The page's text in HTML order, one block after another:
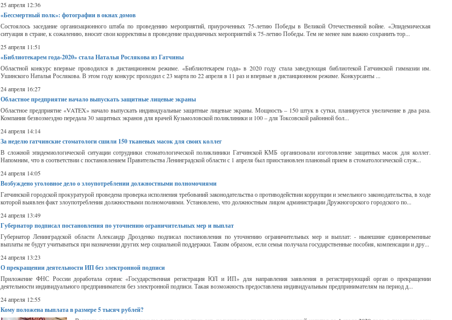
25 апреля 12:36
«Бессмертный полк»: фотографии в окнах домов
Состоялось заседание организационного штаба по проведению мероприятий, приуроченных 75-летию Победы в Великой Отечественной войне. «Эпидемическая
ситуация в стране, к сожалению, вносит свои коррективы в проведение праздничных мероприятий к 75-летию Победы. Тем не менее нам важно сохранить тор...
25 апреля 11:51
«Библиотекарем года-2020» стала Наталья Рослякова из Гатчины
Областной конкурс впервые проводился в дистанционном режиме. «Библиотекарем года» в 2020 году стала заведующая библиотекой Гатчинской гимназии им.
Ушинского Наталья Рослякова. В этом году конкурс проходил с 23 марта по 22 апреля в 11 раз и впервые в дистанционном режиме. Конкурсанты ...
24 апреля 16:27
Областное предприятие начало выпускать защитные лицевые экраны
Областное предприятие «VATEX» начало выпускать индивидуальные защитные лицевые экраны. Мощность – 150 штук в сутки, планируется увеличение в два раза.
Компания безвозмездно передала 30 защитных экранов для врачей Кузьмоловской поликлиники и 100 – для Токсовской районной бол...
24 апреля 14:14
За неделю гатчинские стоматологи сшили 150 тканевых масок для своих коллег
В сложной эпидемиологической ситуации сотрудники стоматологической поликлиники Гатчинской КМБ организовали изготовление защитных масок для коллег.
Напомним, что в соответствии с постановлением Правительства Ленинградской области с 1 апреля был приостановлен плановый прием в стоматологической служ...
24 апреля 14:05
Возбуждено уголовное дело о злоупотреблении должностными полномочиями
Гатчинской городской прокуратурой проведена проверка исполнения требований законодательства о противодействии коррупции и земельного законодательства, в ходе
которой выявлен факт злоупотребления должностными полномочиями. Установлено, что должностным лицом администрации Дружногорского городского по...
24 апреля 13:49
Губернатор подписал постановления по уточнению ограничительных мер и выплат
Губернатор Ленинградской области Александр Дрозденко подписал постановления по уточнению ограничительных мер и выплат: - нынешние единовременные
выплаты не будут учитываться при назначении других мер социальной поддержки. Таким образом, если семья получала государственные пособия, компенсации и дру...
24 апреля 13:23
О прекращении деятельности ИП без электронной подписи
Приложение ФНС России доработала сервис «Государственная регистрация ЮЛ и ИП» для направления заявления в регистрирующий орган о прекращении
деятельности индивидуального предпринимателя без электронной подписи. Такая возможность предоставлена индивидуальным предпринимателям на период д...
24 апреля 12:55
Кому положена выплата в размере 5 тысяч рублей?